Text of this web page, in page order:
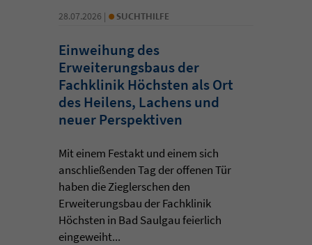
28.07.2026 | • SUCHTHILFE
Einweihung des
Erweiterungsbaus der
Fachklinik Höchsten als Ort
des Heilens, Lachens und
neuer Perspektiven
Mit einem Festakt und einem sich
anschließenden Tag der offenen Tür
haben die Zieglerschen den
Erweiterungsbau der Fachklinik
Höchsten in Bad Saulgau feierlich
eingeweiht...